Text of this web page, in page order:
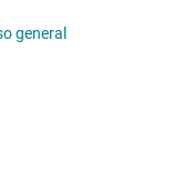
general